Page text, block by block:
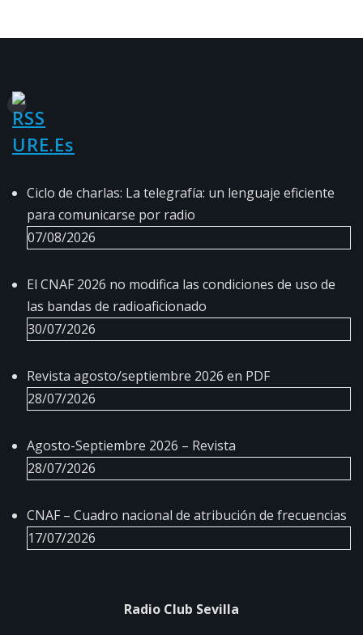
URE.es
Ciclo de charlas: La telegrafía: un lenguaje eficiente
para comunicarse por radio
07/08/2026
El CNAF 2026 no modifica las condiciones de uso de
las bandas de radioaficionado
30/07/2026
Revista agosto/septiembre 2026 en PDF
28/07/2026
Agosto-Septiembre 2026 – Revista
28/07/2026
CNAF – Cuadro nacional de atribución de frecuencias
17/07/2026
Radio Club Sevilla